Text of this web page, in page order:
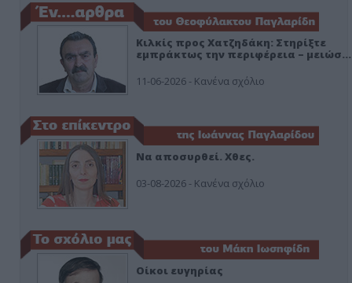
Κιλκίς προς Χατζηδάκη: Στηρίξτε
εμπράκτως την περιφέρεια – μειώσ…
11-06-2026 - Κανένα σχόλιο
Να αποσυρθεί. Χθες.
03-08-2026 - Κανένα σχόλιο
Οίκοι ευγηρίας